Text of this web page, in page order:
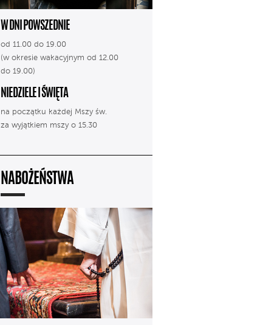
W DNI POWSZEDNIE
od 11.00 do 19.00
(w okresie wakacyjnym od 12.00
do 19.00)
NIEDZIELE I ŚWIĘTA
na początku każdej Mszy św.
za wyjątkiem mszy o 15.30
NABOŻEŃSTWA